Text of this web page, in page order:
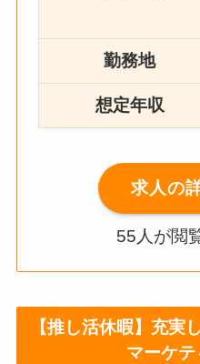
勤務地
想定年収
求人の
55人が閲
【推し活休暇】充実
マーケテ